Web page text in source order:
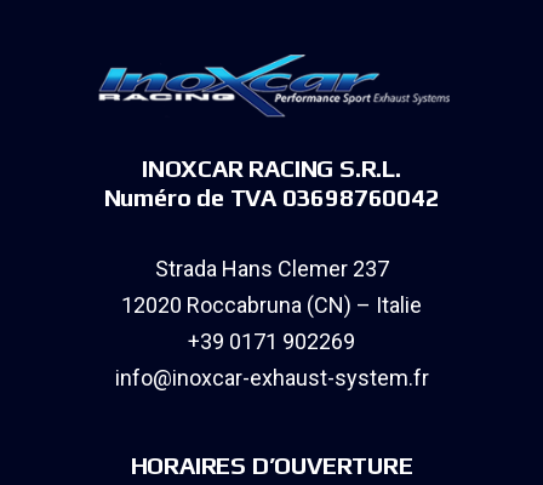
INOXCAR RACING S.R.L.
Numéro de TVA 03698760042
Strada Hans Clemer 237
12020 Roccabruna (CN) – Italie
+39 0171 902269
info@inoxcar-exhaust-system.fr
HORAIRES D’OUVERTURE